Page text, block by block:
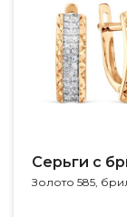
Золото 585,